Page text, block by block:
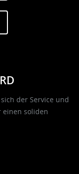
der Service und
einen soliden